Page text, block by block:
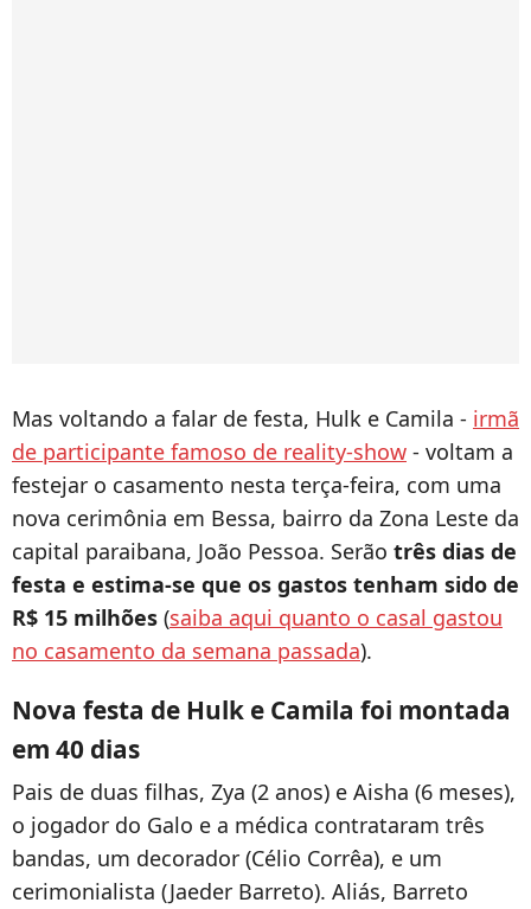
Mas voltando a falar de festa, Hulk e Camila - irmã
de participante famoso de reality-show - voltam a
festejar o casamento nesta terça-feira, com uma
nova cerimônia em Bessa, bairro da Zona Leste da
capital paraibana, João Pessoa. Serão três dias de
festa e estima-se que os gastos tenham sido de
R$ 15 milhões (saiba aqui quanto o casal gastou
no casamento da semana passada).
Nova festa de Hulk e Camila foi montada
em 40 dias
Pais de duas filhas, Zya (2 anos) e Aisha (6 meses),
o jogador do Galo e a médica contrataram três
bandas, um decorador (Célio Corrêa), e um
cerimonialista (Jaeder Barreto). Aliás, Barreto